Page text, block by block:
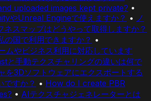
uploaded images kept private? •
やUnreal Engineで使えますか？ • ノ
ネスマップはどうやって取得しますか？
国で利用できますか？ •
ムやビジネス利用に対応しています
と手動テクスチャリングの違いは何で
を3Dソフトウェアにエクスポートする
ですか？ • How do I create PBR
• AIテクスチャジェネレーターとは